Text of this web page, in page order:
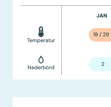
Temperatur
Nederbörd
JAN
19 / 29
2